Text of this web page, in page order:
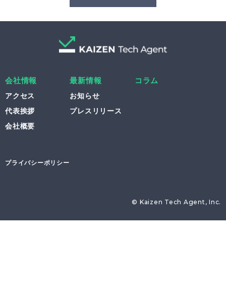
会社情報
アクセス
代表挨拶
会社概要
最新情報
お知らせ
プレスリリース
コラム
プライバシーポリシー
© Kaizen Tech Agent, Inc.